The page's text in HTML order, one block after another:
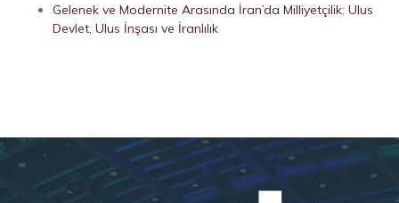
Gelenek ve Modernite Arasında İran’da Milliyetçilik: Ulus
Devlet, Ulus İnşası ve İranlılık